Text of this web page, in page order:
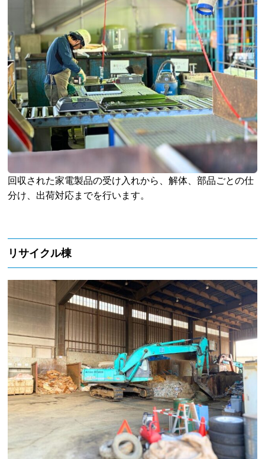
回収された家電製品の受け入れから、解体、部品ごとの仕
分け、出荷対応までを行います。
リサイクル棟